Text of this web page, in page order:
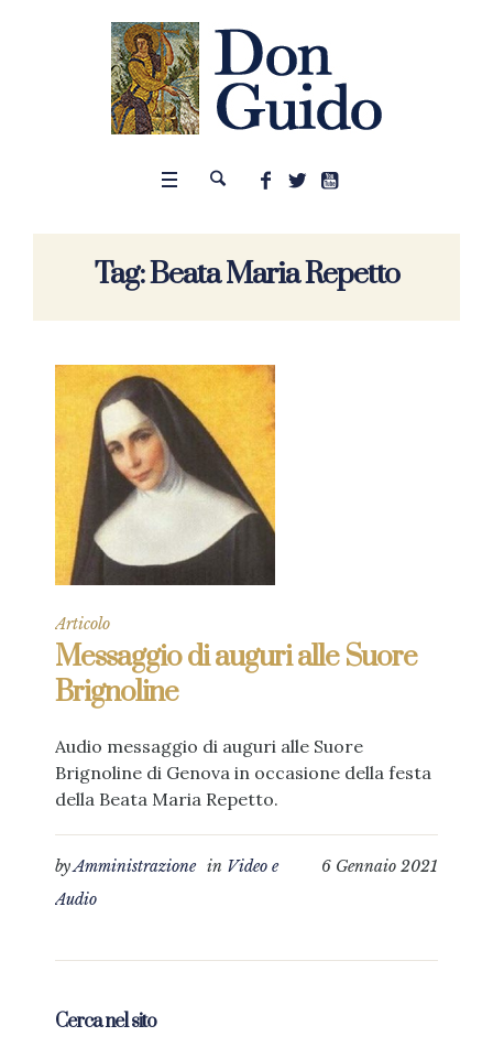
Tag:Beata Maria Repetto
Articolo
Messaggio di auguri alle Suore
Brignoline
Audio messaggio di auguri alle Suore
Brignoline di Genova in occasione della festa
della Beata Maria Repetto.
6 Gennaio 2021
byAmministrazione in Video e
Audio
Cerca nel sito